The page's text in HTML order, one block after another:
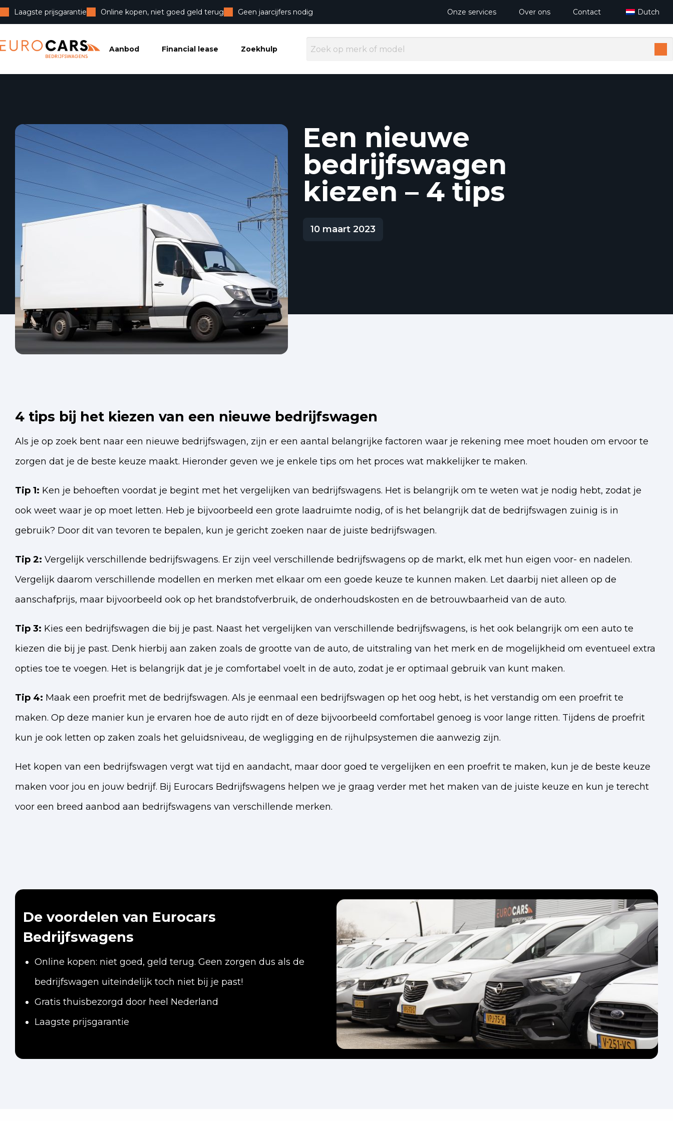
Laagste prijsgarantie Online kopen, niet goed geld terug Geen jaarcijfers nodig Onze services Over ons Contact Dutch
Aanbod
Financial lease Zoekhulp
Een nieuwe
bedrijfswagen
kiezen – 4 tips
10 maart 2023
4 tips bij het kiezen van een nieuwe bedrijfswagen
Als je op zoek bent naar een nieuwe bedrijfswagen, zijn er een aantal belangrijke factoren waar je rekening mee moet houden om ervoor te
zorgen dat je de beste keuze maakt. Hieronder geven we je enkele tips om het proces wat makkelijker te maken.
Tip 1: Ken je behoeften voordat je begint met het vergelijken van bedrijfswagens. Het is belangrijk om te weten wat je nodig hebt, zodat je
ook weet waar je op moet letten. Heb je bijvoorbeeld een grote laadruimte nodig, of is het belangrijk dat de bedrijfswagen zuinig is in
gebruik? Door dit van tevoren te bepalen, kun je gericht zoeken naar de juiste bedrijfswagen.
Tip 2: Vergelijk verschillende bedrijfswagens. Er zijn veel verschillende bedrijfswagens op de markt, elk met hun eigen voor- en nadelen.
Vergelijk daarom verschillende modellen en merken met elkaar om een goede keuze te kunnen maken. Let daarbij niet alleen op de
aanschafprijs, maar bijvoorbeeld ook op het brandstofverbruik, de onderhoudskosten en de betrouwbaarheid van de auto.
Tip 3: Kies een bedrijfswagen die bij je past. Naast het vergelijken van verschillende bedrijfswagens, is het ook belangrijk om een auto te
kiezen die bij je past. Denk hierbij aan zaken zoals de grootte van de auto, de uitstraling van het merk en de mogelijkheid om eventueel extra
opties toe te voegen. Het is belangrijk dat je je comfortabel voelt in de auto, zodat je er optimaal gebruik van kunt maken.
Tip 4: Maak een proefrit met de bedrijfswagen. Als je eenmaal een bedrijfswagen op het oog hebt, is het verstandig om een proefrit te
maken. Op deze manier kun je ervaren hoe de auto rijdt en of deze bijvoorbeeld comfortabel genoeg is voor lange ritten. Tijdens de proefrit
kun je ook letten op zaken zoals het geluidsniveau, de wegligging en de rijhulpsystemen die aanwezig zijn.
Het kopen van een bedrijfswagen vergt wat tijd en aandacht, maar door goed te vergelijken en een proefrit te maken, kun je de beste keuze
maken voor jou en jouw bedrijf. Bij Eurocars Bedrijfswagens helpen we je graag verder met het maken van de juiste keuze en kun je terecht
voor een breed aanbod aan bedrijfswagens van verschillende merken.
De voordelen van Eurocars
Bedrijfswagens
Online kopen: niet goed, geld terug. Geen zorgen dus als de
bedrijfswagen uiteindelijk toch niet bij je past!
Gratis thuisbezorgd door heel Nederland
Laagste prijsgarantie